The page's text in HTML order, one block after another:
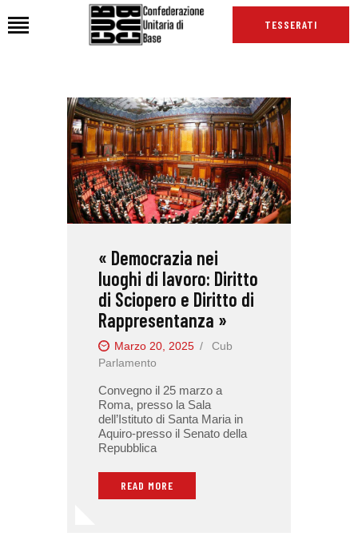
TESSERATI
HOME
CHI SIAMO
SEDI
NEWS
PODCAST CUB
INTERNAZIONALE
RASSEGNA STAMPA
« Democrazia nei
luoghi di lavoro: Diritto
di Sciopero e Diritto di
Rappresentanza »
Marzo 20, 2025
Cub
Parlamento
Convegno il 25 marzo a
Roma, presso la Sala
dell’Istituto di Santa Maria in
Aquiro-presso il Senato della
Repubblica
READ MORE